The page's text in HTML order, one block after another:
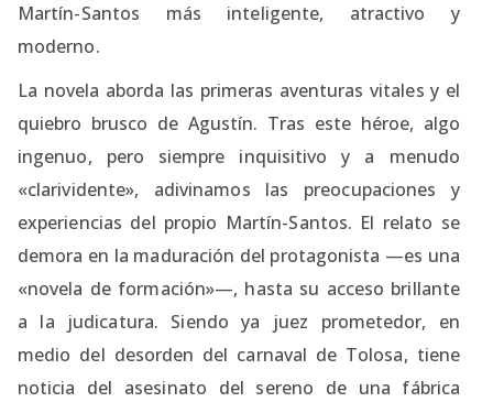
Martín-Santos más inteligente, atractivo y
moderno.
La novela aborda las primeras aventuras vitales y el
quiebro brusco de Agustín. Tras este héroe, algo
ingenuo, pero siempre inquisitivo y a menudo
«clarividente», adivinamos las preocupaciones y
experiencias del propio Martín-Santos. El relato se
demora en la maduración del protagonista —es una
«novela de formación»—, hasta su acceso brillante
a la judicatura. Siendo ya juez prometedor, en
medio del desorden del carnaval de Tolosa, tiene
noticia del asesinato del sereno de una fábrica